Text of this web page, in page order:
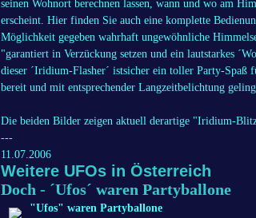
seinen Wohnort berechnen lassen, wann und wo am
erscheint. Hier finden Sie auch eine komplette
Möglichkeit gegeben wahrhaft ungewöhnliche
"garantiert in Verzückung setzen und ein lautstarkes
dieser ´Iridium-Flasher´ istsicher ein toller Party-
bereit und mit entsprechender Langzeitbelichtung
Die beiden Bilder zeigen aktuell derartige "Iridium-
---
11.07.2006
Weitere UFOs in Österreich
Doch - ´Ufos´ waren Partyballone
"Ufos" waren Partyballone